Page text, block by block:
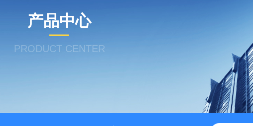
产品中心
PRODUCT CENTER